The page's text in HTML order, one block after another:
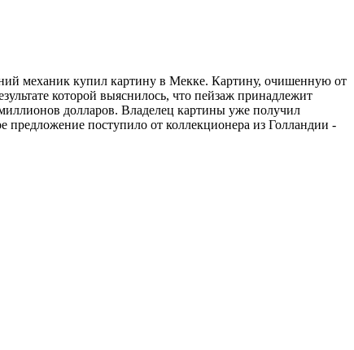
механик купил картину в Мекке. Картину, очишенную от
которой выяснилось, что пейзаж принадлежит
долларов. Владелец картины уже получил
поступило от коллекционера из Голландии -